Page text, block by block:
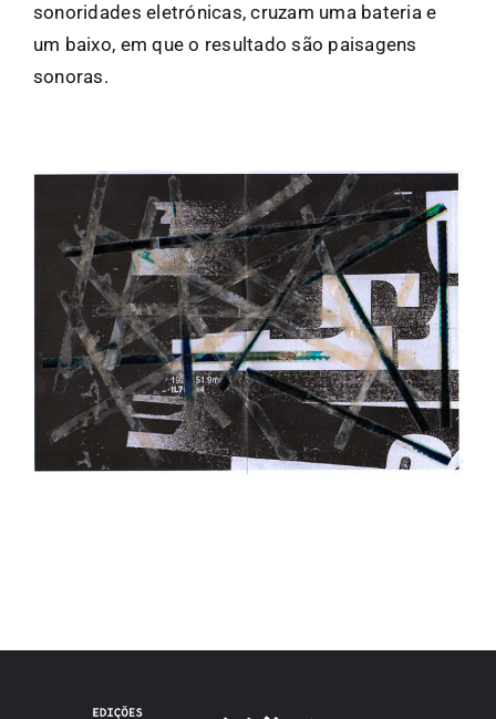
sonoridades eletrónicas, cruzam uma bateria e
um baixo, em que o resultado são paisagens
sonoras.